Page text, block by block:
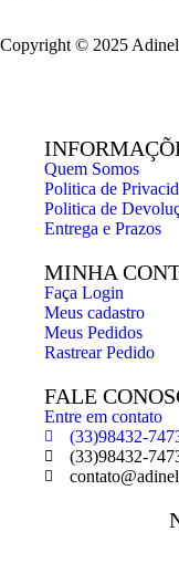
Copyright © 2025
Quem Somos
Politica de
Politica de
Entrega e Prazos
MINHA
Faça Login
Meus cadastro
Meus Pedidos
Rastrear Pedido
FALE
Entre em contato
(33)98432-
(33)98432-